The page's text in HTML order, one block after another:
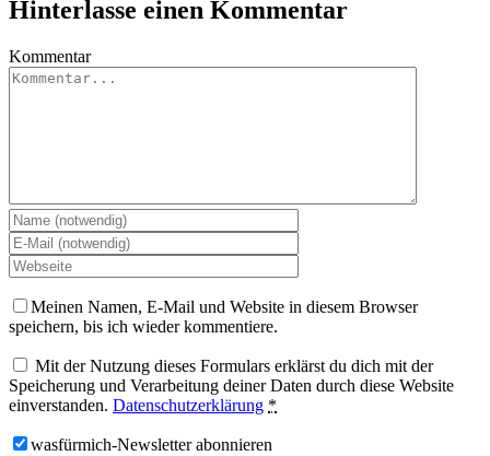
Hinterlasse einen Kommentar
Kommentar
Meinen Namen, E-Mail und Website in diesem Browser
speichern, bis ich wieder kommentiere.
Mit der Nutzung dieses Formulars erklärst du dich mit der
Speicherung und Verarbeitung deiner Daten durch diese Website
einverstanden. Datenschutzerklärung *
wasfürmich-Newsletter abonnieren